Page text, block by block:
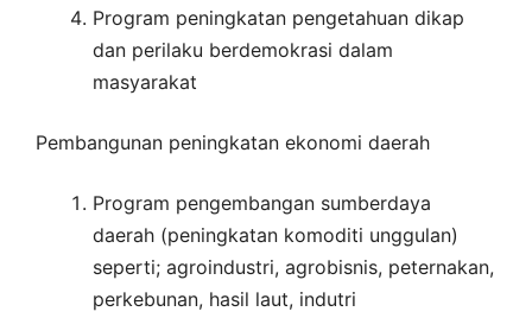
Program peningkatan pengetahuan dikap
dan perilaku berdemokrasi dalam
masyarakat
Pembangunan peningkatan ekonomi daerah
Program pengembangan sumberdaya
daerah (peningkatan komoditi unggulan)
seperti; agroindustri, agrobisnis, peternakan,
perkebunan, hasil laut, indutri